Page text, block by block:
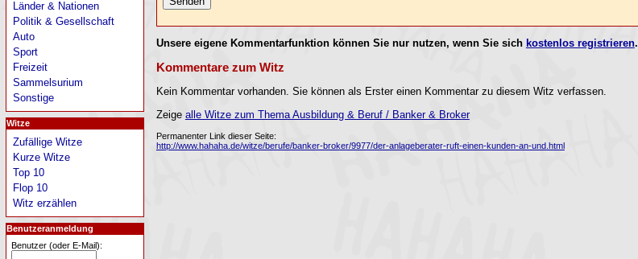
Unsere eigene Kommentarfunktion können Sie nur nutzen, wenn Sie sich kostenlos registrieren.
Kommentare zum Witz
Kein Kommentar vorhanden. Sie können als Erster einen Kommentar zu diesem Witz verfassen.
Zeige alle Witze zum Thema Ausbildung & Beruf / Banker & Broker
Permanenter Link dieser Seite:
http://www.hahaha.de/witze/berufe/banker-broker/9977/der-anlageberater-ruft-einen-kunden-an-und.html
Länder & Nationen
Politik & Gesellschaft
Auto
Sport
Freizeit
Sammelsurium
Sonstige
Witze
Zufällige Witze
Kurze Witze
Top 10
Flop 10
Witz erzählen
Benutzeranmeldung
Benutzer (oder E-Mail):